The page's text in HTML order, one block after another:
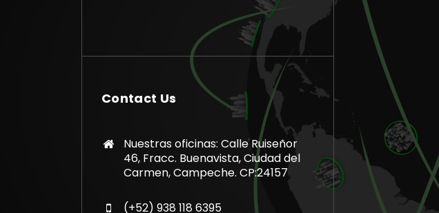
Contact Us
Nuestras oficinas: Calle Ruiseñor
46, Fracc. Buenavista, Ciudad del
Carmen, Campeche. CP:24157
(+52) 938 118 6395